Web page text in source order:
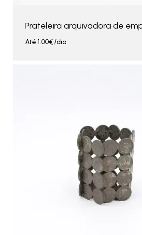
Prateleira arquivadora de
Até 1.00€/dia